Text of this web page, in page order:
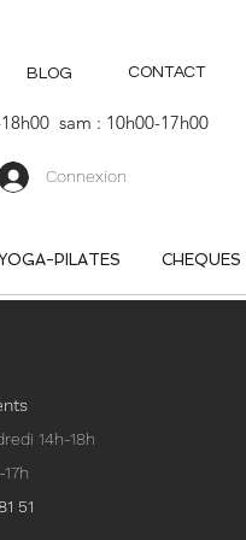
BLOG CONTACT
sam : 10h00-17h00
Connexion
PILATES CHEQUES
14h-18h
51